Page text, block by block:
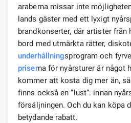
araberna missar inte
lands gäster med ett lyxigt
brandkonserter, där artister från
bord med utmärkta rätter,
underhållningsprogram och
priserna för nyårsturer är något
kommer att kosta dig mer än,
finns också en ”lust”: innan
försäljningen. Och du kan köpa
betydande rabatt.